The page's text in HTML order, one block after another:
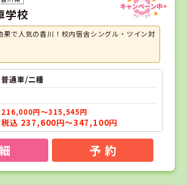
学校
果で人気の香川！校内宿舎シングル・ツイン対
普通車/二種
216,000円～315,545円
税込 237,600円～347,100円
予 約